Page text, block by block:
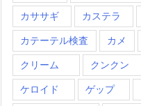
カササギ カステラ
カテーテル検査 カメ
クリーム クンクン
ケロイド ゲップ